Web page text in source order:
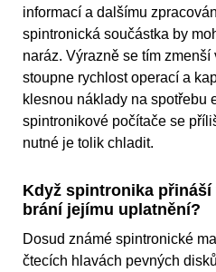
informací a dalšímu
spintronická součástka by
naráz. Výrazně se tím zmenší
stoupne rychlost operací a
klesnou náklady na spotřebu
spintronikové počítače se
nutné je tolik chladit.
Když spintronika
brání jejímu uplatnění?
Dosud známé spintronické
čtecích hlavách pevných